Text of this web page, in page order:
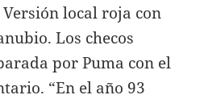
local roja con
Los checos
por Puma con el
“En el año 93